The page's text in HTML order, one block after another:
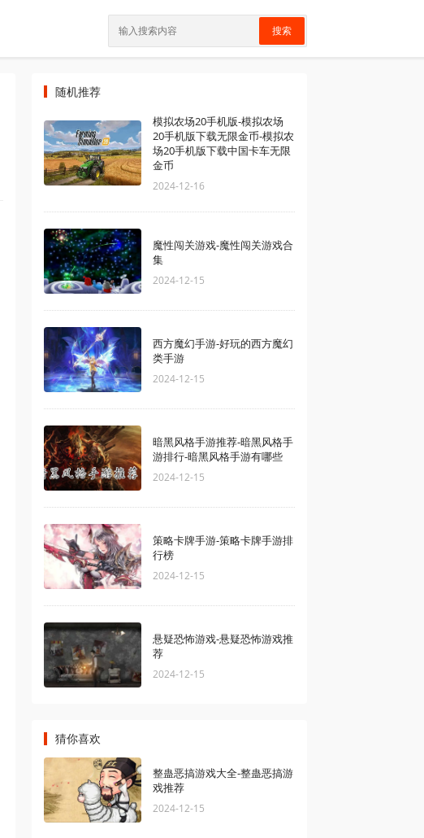
搜索
随机推荐
模拟农场20手机版-模拟农场
20手机版下载无限金币-模拟农
场20手机版下载中国卡车无限
金币
2024-12-16
魔性闯关游戏-魔性闯关游戏合
集
2024-12-15
西方魔幻手游-好玩的西方魔幻
类手游
2024-12-15
暗黑风格手游推荐-暗黑风格手
游排行-暗黑风格手游有哪些
2024-12-15
策略卡牌手游-策略卡牌手游排
行榜
2024-12-15
悬疑恐怖游戏-悬疑恐怖游戏推
荐
2024-12-15
猜你喜欢
整蛊恶搞游戏大全-整蛊恶搞游
戏推荐
2024-12-15